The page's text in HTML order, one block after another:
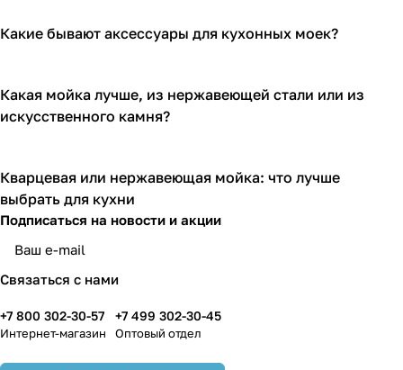
Какие бывают аксессуары для кухонных моек?
Какая мойка лучше, из нержавеющей стали или из
искусственного камня?
Кварцевая или нержавеющая мойка: что лучше
выбрать для кухни
Подписаться на новости и акции
Связаться с нами
+7 800 302-30-57
Интернет-магазин
+7 499 302-30-45
Оптовый отдел